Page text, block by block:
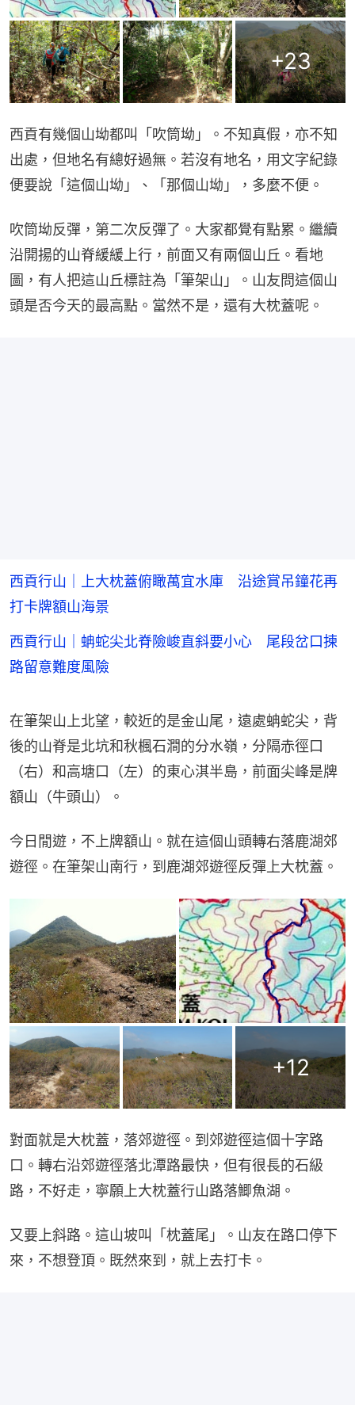
+23
西貢有幾個山坳都叫「吹筒坳」。不知真假，亦不知
出處，但地名有總好過無。若沒有地名，用文字紀錄
便要說「這個山坳」、「那個山坳」，多麼不便。
吹筒坳反彈，第二次反彈了。大家都覺有點累。繼續
沿開揚的山脊緩緩上行，前面又有兩個山丘。看地
圖，有人把這山丘標註為「筆架山」。山友問這個山
頭是否今天的最高點。當然不是，還有大枕蓋呢。
西貢行山｜上大枕蓋俯瞰萬宜水庫 沿途賞吊鐘花再
打卡牌額山海景
西貢行山｜蚺蛇尖北脊險峻直斜要小心 尾段岔口揀
路留意難度風險
在筆架山上北望，較近的是金山尾，遠處蚺蛇尖，背
後的山脊是北坑和秋楓石澗的分水嶺，分隔赤徑口
（右）和高塘口（左）的東心淇半島，前面尖峰是牌
額山（牛頭山）。
今日閒遊，不上牌額山。就在這個山頭轉右落鹿湖郊
遊徑。在筆架山南行，到鹿湖郊遊徑反彈上大枕蓋。
+12
對面就是大枕蓋，落郊遊徑。到郊遊徑這個十字路
口。轉右沿郊遊徑落北潭路最快，但有很長的石級
路，不好走，寧願上大枕蓋行山路落鯽魚湖。
又要上斜路。這山坡叫「枕蓋尾」。山友在路口停下
來，不想登頂。既然來到，就上去打卡。